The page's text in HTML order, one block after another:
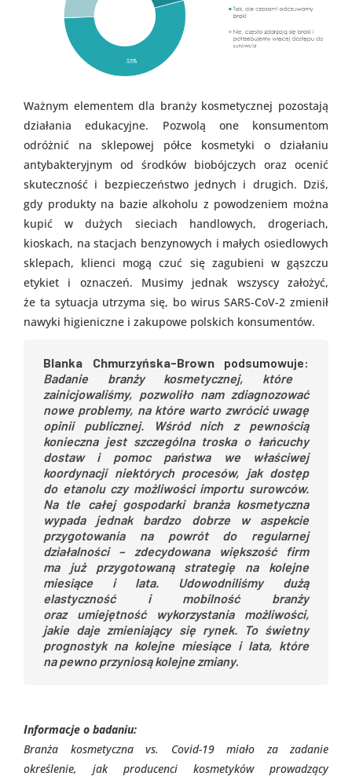
Ważnym elementem dla branży kosmetycznej pozostają
działania edukacyjne. Pozwolą one konsumentom
odróżnić na sklepowej półce kosmetyki o działaniu
antybakteryjnym od środków biobójczych oraz ocenić
skuteczność i bezpieczeństwo jednych i drugich. Dziś,
gdy produkty na bazie alkoholu z powodzeniem można
kupić w dużych sieciach handlowych, drogeriach,
kioskach, na stacjach benzynowych i małych osiedlowych
sklepach, klienci mogą czuć się zagubieni w gąszczu
etykiet i oznaczeń. Musimy jednak wszyscy założyć,
że ta sytuacja utrzyma się, bo wirus SARS-CoV-2 zmienił
nawyki higieniczne i zakupowe polskich konsumentów.
Blanka Chmurzyńska-Brownpodsumowuje:
Badanie branży kosmetycznej, które
zainicjowaliśmy, pozwoliło nam zdiagnozować
nowe problemy, na które warto zwrócić uwagę
opinii publicznej. Wśród nich z pewnością
konieczna jest szczególna troska o łańcuchy
dostaw i pomoc państwa we właściwej
koordynacji niektórych procesów, jak dostęp
do etanolu czy możliwości importu surowców.
Na tle całej gospodarki branża kosmetyczna
wypada jednak bardzo dobrze w aspekcie
przygotowania na powrót do regularnej
działalności – zdecydowana większość firm
ma już przygotowaną strategię na kolejne
miesiące i lata.
Udowodniliśmy dużą
elastyczność i mobilność branży
oraz umiejętność wykorzystania możliwości,
jakie daje zmieniający się rynek. To świetny
prognostyk na kolejne miesiące i lata, które
na pewno przyniosą kolejne zmiany.
Informacje o badaniu:
Branża kosmetyczna vs. Covid-19 miało za zadanie
określenie, jak producenci kosmetyków prowadzący